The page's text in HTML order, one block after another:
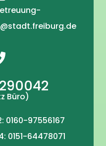
Büro)
0160-97556167
0151-64478071